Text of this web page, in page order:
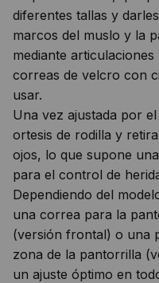
diferentes tallas y
marcos del muslo y la
mediante
correas de velcro con
usar.
Una vez ajustada por
ortesis de rodilla y
ojos, lo que supone
para el control de
Dependiendo del
una correa para la
(versión frontal) o una
zona de la pantorrilla
un ajuste óptimo en